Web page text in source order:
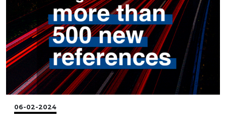
06-02-2024